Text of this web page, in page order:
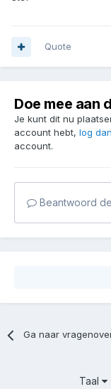
Quote
Doe mee aan
Je kunt dit nu
account hebt, log
account.
Beantwoord
Ga naar
Taal